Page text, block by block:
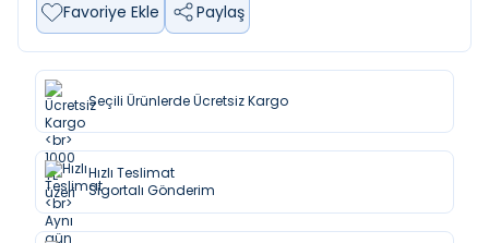
Favoriye Ekle Paylaş
Seçili Ürünlerde Ücretsiz Kargo
Hızlı Teslimat
Sigortalı Gönderim